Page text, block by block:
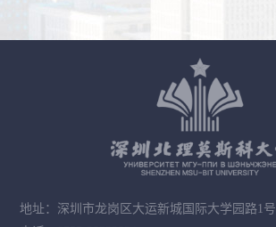
地址：深圳市龙岗区大运新城国际大学园路1号